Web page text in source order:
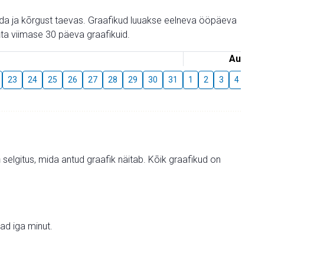
ja kõrgust taevas. Graafikud luuakse eelneva ööpäeva
viimase 30 päeva graafikuid.
August
23 24 25 26 27 28 29 30 31 1 2 3 4
mida antud graafik näitab. Kõik graafikud on
iga minut.